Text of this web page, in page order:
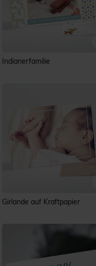
Indianerfamilie
Girlande auf Kraftpapier